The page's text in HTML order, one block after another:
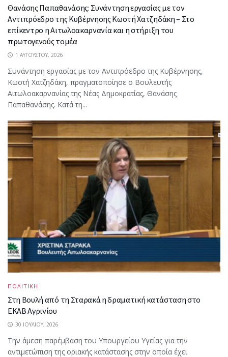
Θανάσης Παπαθανάσης: Συνάντηση εργασίας με τον
Αντιπρόεδρο της Κυβέρνησης Κωστή Χατζηδάκη – Στο
επίκεντρο η Αιτωλοακαρνανία και η στήριξη του
πρωτογενούς τομέα
1 ΑΥΓΟΎΣΤΟΥ, 2026
Συνάντηση εργασίας με τον Αντιπρόεδρο της Κυβέρνησης,
Κωστή Χατζηδάκη, πραγματοποίησε ο Βουλευτής
Αιτωλοακαρνανίας της Νέας Δημοκρατίας, Θανάσης
Παπαθανάσης. Κατά τη...
ΠΟΛΙΤΙΚΗ
Στη Βουλή από τη Σταρακά η δραματική κατάσταση στο
ΕΚΑΒ Αγρινίου
30 ΙΟΥΛΊΟΥ, 2026
Την άμεση παρέμβαση του Υπουργείου Υγείας για την
αντιμετώπιση της οριακής κατάστασης στην οποία έχει